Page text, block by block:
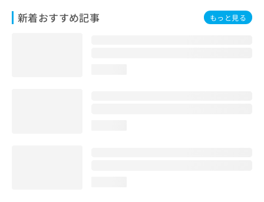
新着おすすめ記事 もっと見る
問